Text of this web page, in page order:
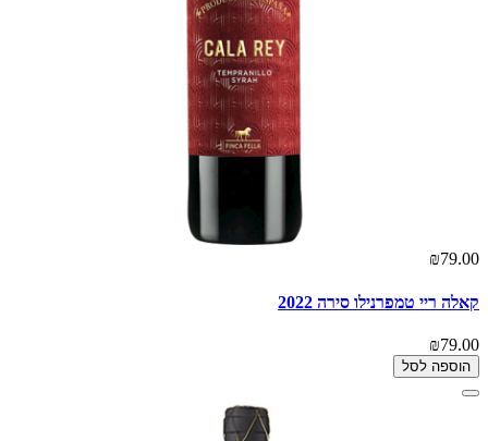
₪79.00
קאלה ריי טמפרנילו סירה 2022
₪79.00
הוספה לסל